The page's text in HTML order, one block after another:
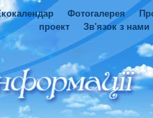
Фотогалерея
проект
Зв'язок з нами